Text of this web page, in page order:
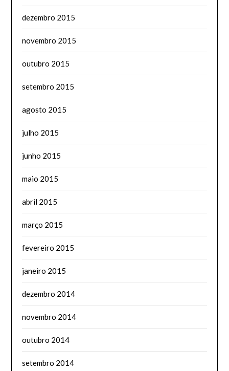
dezembro 2015
novembro 2015
outubro 2015
setembro 2015
agosto 2015
julho 2015
junho 2015
maio 2015
abril 2015
março 2015
fevereiro 2015
janeiro 2015
dezembro 2014
novembro 2014
outubro 2014
setembro 2014